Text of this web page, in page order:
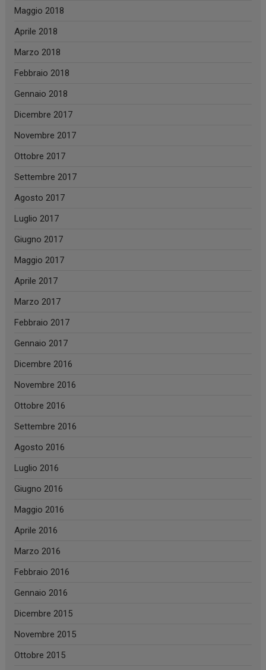
Maggio 2018
Aprile 2018
Marzo 2018
Febbraio 2018
Gennaio 2018
Dicembre 2017
Novembre 2017
Ottobre 2017
Settembre 2017
Agosto 2017
Luglio 2017
Giugno 2017
Maggio 2017
Aprile 2017
Marzo 2017
Febbraio 2017
Gennaio 2017
Dicembre 2016
Novembre 2016
Ottobre 2016
Settembre 2016
Agosto 2016
Luglio 2016
Giugno 2016
Maggio 2016
Aprile 2016
Marzo 2016
Febbraio 2016
Gennaio 2016
Dicembre 2015
Novembre 2015
Ottobre 2015